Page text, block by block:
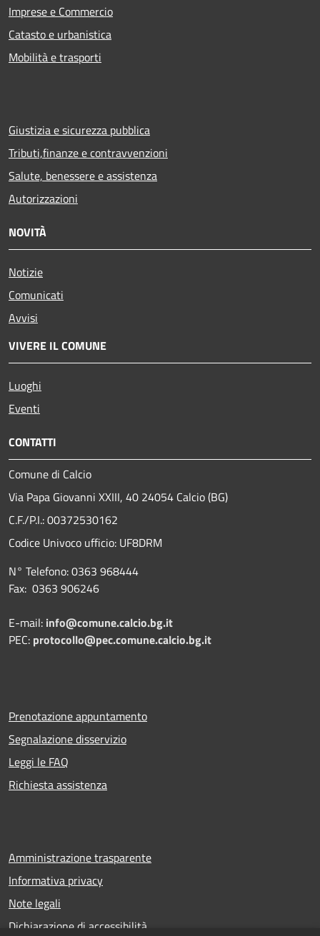
Imprese e Commercio
Catasto e urbanistica
Mobilità e trasporti
Giustizia e sicurezza pubblica
Tributi,finanze e contravvenzioni
Salute, benessere e assistenza
Autorizzazioni
NOVITÀ
Notizie
Comunicati
Avvisi
VIVERE IL COMUNE
Luoghi
Eventi
CONTATTI
Comune di Calcio
Via Papa Giovanni XXIII, 40 24054 Calcio (BG)
C.F./P.I.: 00372530162
Codice Univoco ufficio: UF8DRM
N° Telefono: 0363 968444
Fax: 0363 906246
E-mail: info@comune.calcio.bg.it
PEC: protocollo@pec.comune.calcio.bg.it
Prenotazione appuntamento
Segnalazione disservizio
Leggi le FAQ
Richiesta assistenza
Amministrazione trasparente
Informativa privacy
Note legali
Dichiarazione di accessibilità